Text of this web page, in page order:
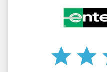
star star